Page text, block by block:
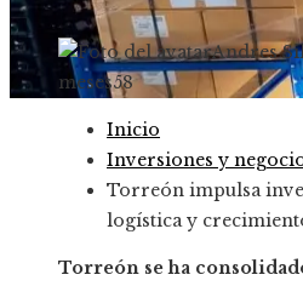
Andres
meses58
Inicio
Inversiones y
Torreón impulsa
logística y
Torreón se ha